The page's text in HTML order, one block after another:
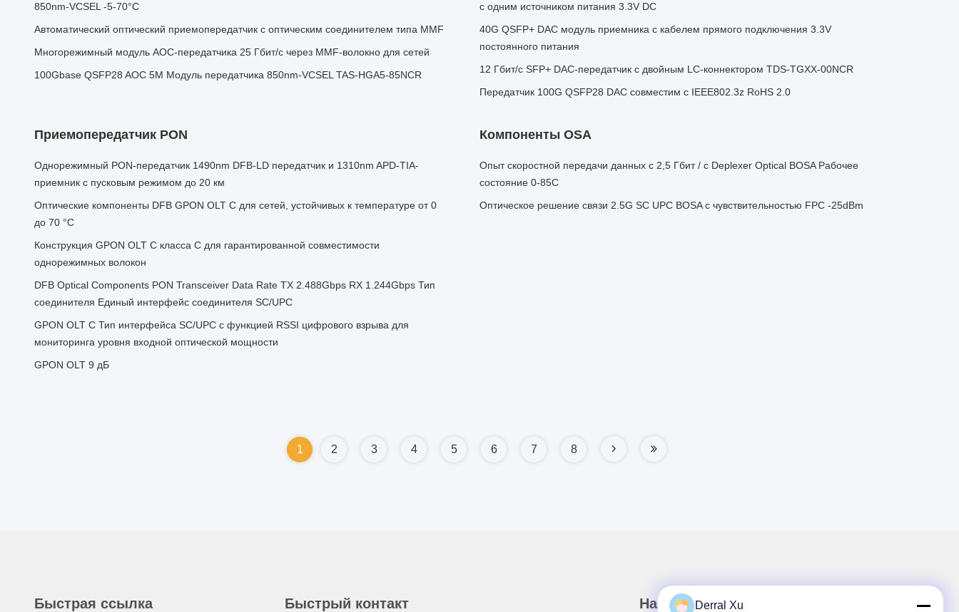
850nm-VCSEL -5-70°C
Автоматический оптический приемопередатчик с оптическим соединителем типа MMF
Многорежимный модуль AOC-передатчика 25 Гбит/с через MMF-волокно для сетей
100Gbase QSFP28 AOC 5M Модуль передатчика 850nm-VCSEL TAS-HGA5-85NCR
с одним источником питания 3.3V DC
40G QSFP+ DAC модуль приемника с кабелем прямого подключения 3.3V
постоянного питания
12 Гбит/с SFP+ DAC-передатчик с двойным LC-коннектором TDS-TGXX-00NCR
Передатчик 100G QSFP28 DAC совместим с IEEE802.3z RoHS 2.0
Приемопередатчик PON
Однорежимный PON-передатчик 1490nm DFB-LD передатчик и 1310nm APD-TIA-
приемник с пусковым режимом до 20 км
Оптические компоненты DFB GPON OLT C для сетей, устойчивых к температуре от 0
до 70 °C
Конструкция GPON OLT C класса C для гарантированной совместимости
однорежимных волокон
DFB Optical Components PON Transceiver Data Rate TX 2.488Gbps RX 1.244Gbps Тип
соединителя Единый интерфейс соединителя SC/UPC
GPON OLT C Тип интерфейса SC/UPC с функцией RSSI цифрового взрыва для
мониторинга уровня входной оптической мощности
GPON OLT 9 дБ
Компоненты OSA
Опыт скоростной передачи данных с 2,5 Гбит / с Deplexer Optical BOSA Рабочее
состояние 0-85C
Оптическое решение связи 2.5G SC UPC BOSA с чувствительностью FPC -25dBm
1 2 3 4 5 6 7 8
Быстрая ссылка Быстрый контакт Наш бюллетень
Derral Xu